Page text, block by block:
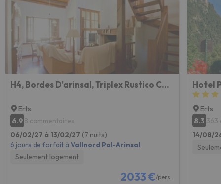
H4, Bordes D'arinsal, Triplex Rustico Con Chimenea, Arinsal, Zona Vallnord
Erts
6.9 8 commentaires
06/02/27 à 13/02/27 (7 nuits)
6 jours de forfait à Vallnord Pal-Arinsal
Seulement logement
2033 €/pers.
Hotel
Erts
8.3 363
14/08/